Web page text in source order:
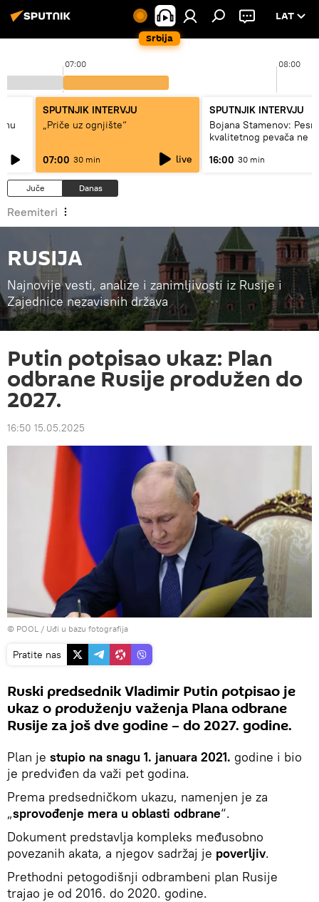
Srbija
LAT
07:00 08:00
SPUTNJIK INTERVJU
„Priče uz ognjište“
07:00 30 min live
SPUTNJIK INTERVJU
Bojana Stamenov:
kvalitetnog pevača ne
16:00 30 min
Juče Danas
Reemiteri
RUSIJA
Najnovije vesti, analize i zanimljivosti iz Rusije i
Zajednice nezavisnih država
Putin potpisao ukaz: Plan
odbrane Rusije produžen do
2027.
16:50 15.05.2025
© POOL / Uđi u bazu fotografija
Pratite nas
Ruski predsednik Vladimir Putin potpisao je
ukaz o produženju važenja Plana odbrane
Rusije za još dve godine – do 2027. godine.
Plan je stupio na snagu 1. januara 2021. godine i bio
je predviđen da važi pet godina.
Prema predsedničkom ukazu, namenjen je za
„sprovođenje mera u oblasti odbrane“.
Dokument predstavlja kompleks međusobno
povezanih akata, a njegov sadržaj je poverljiv.
Prethodni petogodišnji odbrambeni plan Rusije
trajao je od 2016. do 2020. godine.